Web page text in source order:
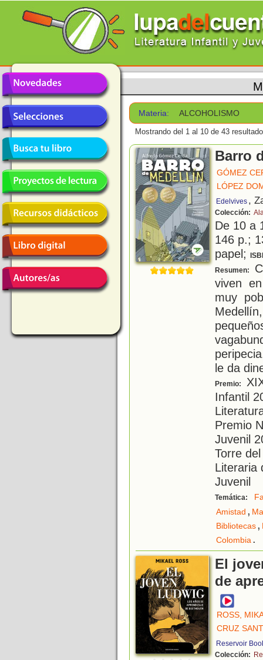
Materia: ALCOHOLISMO
Mostrando del 1 al 10 de 43
Barro
GÓMEZ
LÓPEZ
Edelvives ,
Colección:
De 10 a
146 p.;
papel;
Resumen:
viven
muy
le da
Premio:
Infantil
Premio
Juvenil
Torre
Literaria
Juvenil
Temática:
Amistad ,
Bibliotecas,
Colombia.
El
de
ROSS,
CRUZ
Reservoir
Colección: